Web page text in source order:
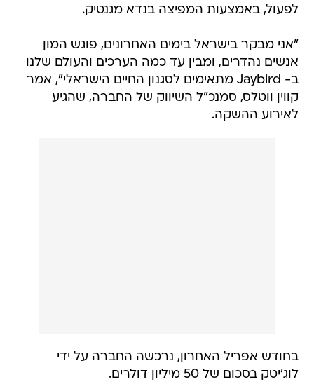
לפעול, באמצעות המפיצה בנדא מגנטיק.
"אני מבקר בישראל בימים האחרונים, פוגש המון
אנשים נהדרים, ומבין עד כמה הערכים והעולם שלנו
ב- Jaybird מתאימים לסגנון החיים הישראלי", אמר
קווין ווטלס, סמנכ"ל השיווק של החברה, שהגיע
לאירוע ההשקה.
בחודש אפריל האחרון, נרכשה החברה על ידי
לוג'יטק בסכום של 50 מיליון דולרים.